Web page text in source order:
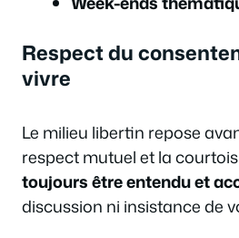
Respect du
vivre
Le milieu libertin repose
respect mutuel et la
toujours être entendu et
discussion ni insistance de